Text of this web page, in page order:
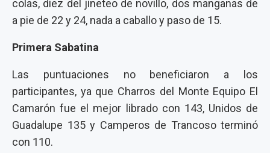
colas, diez del jineteo de novillo, dos manganas de
a pie de 22 y 24, nada a caballo y paso de 15.
Primera Sabatina
Las puntuaciones no beneficiaron a los
participantes, ya que Charros del Monte Equipo El
Camarón fue el mejor librado con 143, Unidos de
Guadalupe 135 y Camperos de Trancoso terminó
con 110.